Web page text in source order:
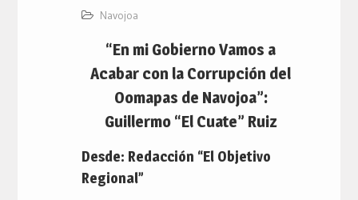
Navojoa
“En mi Gobierno Vamos a
Acabar con la Corrupción del
Oomapas de Navojoa”:
Guillermo “El Cuate” Ruiz
Desde: Redacción “El Objetivo
Regional”